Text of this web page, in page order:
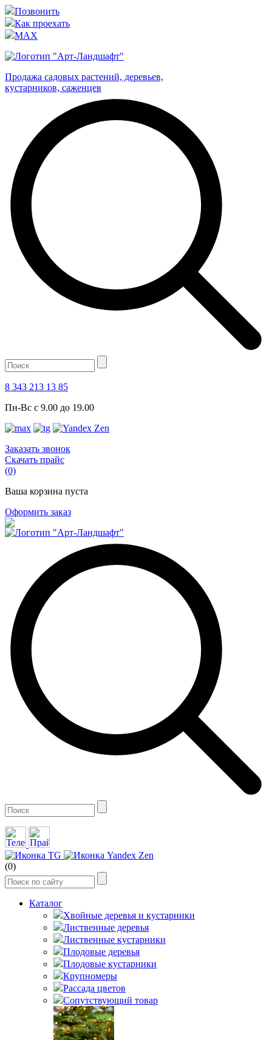
Позвонить
Как проехать
MAX
Продажа садовых растений, деревьев,
кустарников, саженцев
8 343 213 13 85
Пн-Вс с 9.00 до 19.00
Заказать звонок
Скачать прайс
(0)
Ваша корзина пуста
Оформить заказ
(0)
Каталог
Хвойные деревья и кустарники
Лиственные деревья
Лиственные кустарники
Плодовые деревья
Плодовые кустарники
Крупномеры
Рассада цветов
Сопутствующий товар